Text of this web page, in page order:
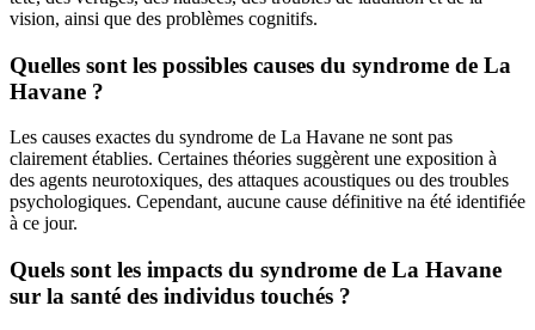
vision, ainsi que des problèmes cognitifs.
Quelles sont les possibles causes du syndrome de La
Havane ?
Les causes exactes du syndrome de La Havane ne sont pas
clairement établies. Certaines théories suggèrent une exposition à
des agents neurotoxiques, des attaques acoustiques ou des troubles
psychologiques. Cependant, aucune cause définitive na été identifiée
à ce jour.
Quels sont les impacts du syndrome de La Havane
sur la santé des individus touchés ?